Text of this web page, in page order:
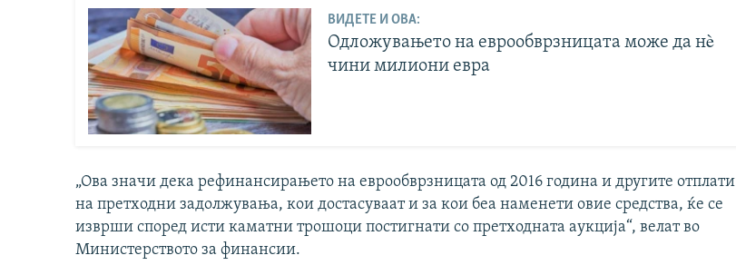
ВИДЕТЕ И ОВА:
Одложувањето на еврообврзницата може да нè
чини милиони евра
„Ова значи дека рефинансирањето на еврообврзницата од 2016 година и другите отплати
на претходни задолжувања, кои достасуваат и за кои беа наменети овие средства, ќе се
изврши според исти каматни трошоци постигнати со претходната аукција“, велат во
Министерството за финансии.